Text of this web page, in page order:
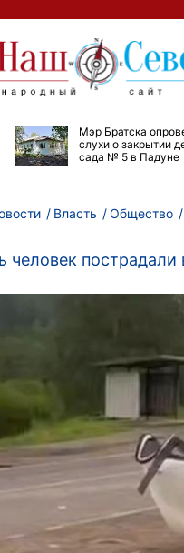
Мэр Братска
слухи о закрытии
сада № 5 в Падуне
Власть Общество
человек